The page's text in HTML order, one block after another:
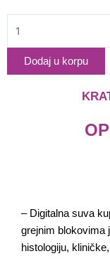
Dry
bath
HB-
Dodaj u korpu
– Digitalna suva
grejnim blokovima
histologiju,